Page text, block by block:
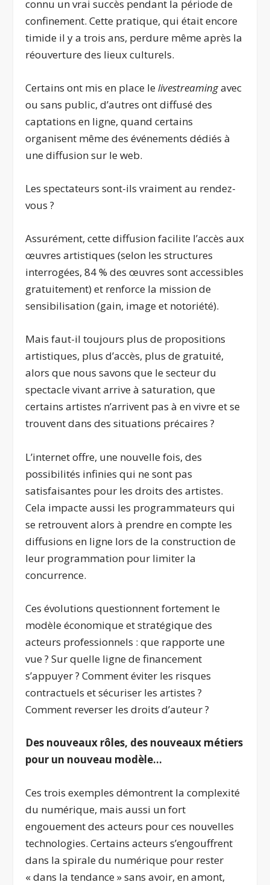
connu un vrai succès pendant la période de
confinement. Cette pratique, qui était encore
timide il y a trois ans, perdure même après la
réouverture des lieux culturels.
Certains ont mis en place lelivestreamingavec
ou sans public, d’autres ont diffusé des
captations en ligne, quand certains
organisent même des événements dédiés à
une diffusion sur le web.
Les spectateurs sont-ils vraiment au rendez-
vous ?
Assurément, cette diffusion facilite l’accès aux
œuvres artistiques (selon les structures
interrogées, 84 % des œuvres sont accessibles
gratuitement) et renforce la mission de
sensibilisation (gain, image et notoriété).
Mais faut-il toujours plus de propositions
artistiques, plus d’accès, plus de gratuité,
alors que nous savons que le secteur du
spectacle vivant arrive à saturation, que
certains artistes n’arrivent pas à en vivre et se
trouvent dans des situations précaires ?
L’internet offre, une nouvelle fois, des
possibilités infinies qui ne sont pas
satisfaisantes pour les droits des artistes.
Cela impacte aussi les programmateurs qui
se retrouvent alors à prendre en compte les
diffusions en ligne lors de la construction de
leur programmation pour limiter la
concurrence.
Ces évolutions questionnent fortement le
modèle économique et stratégique des
acteurs professionnels : que rapporte une
vue ? Sur quelle ligne de financement
s’appuyer ? Comment éviter les risques
contractuels et sécuriser les artistes ?
Comment reverser les droits d’auteur ?
Des nouveaux rôles, des nouveaux métiers
pour un nouveau modèle…
Ces trois exemples démontrent la complexité
du numérique, mais aussi un fort
engouement des acteurs pour ces nouvelles
technologies. Certains acteurs s’engouffrent
dans la spirale du numérique pour rester
« dans la tendance » sans avoir, en amont,